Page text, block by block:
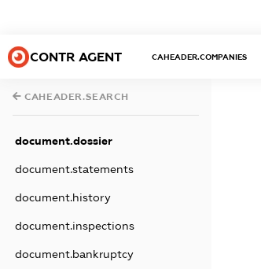
CONTR AGENT CAHEADER.COMPANIES
CAHEADER.SEARCH
document.dossier
document.statements
document.history
document.inspections
document.bankruptcy